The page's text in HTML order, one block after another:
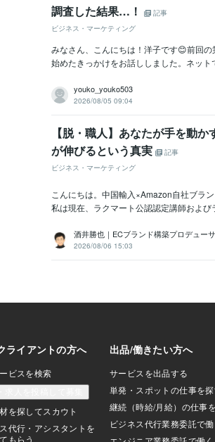
調査した結果…！
記事
ビジネス・マーケティング
みなさん、こんにちは！洋子です😊前回
始めたきっかけをお話ししました。ネッ
youko_youko503
2026/08/05 09:04
【脱・職人】あなたが手を動
が伸びるという真実
記事
ビジネス・マーケティング
こんにちは。中国輸入×Amazon自社ブラ
私は現在、ラクマート公認認定講師およ
酒井勝也｜ECブランド構築プロデュー
2026/08/06 15:03